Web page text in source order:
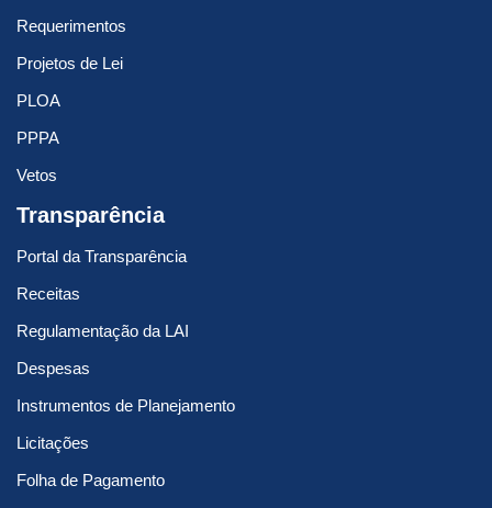
Requerimentos
Projetos de Lei
PLOA
PPPA
Vetos
Transparência
Portal da Transparência
Receitas
Regulamentação da LAI
Despesas
Instrumentos de Planejamento
Licitações
Folha de Pagamento